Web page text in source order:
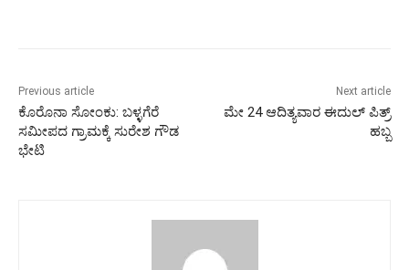
Previous article
ಕೊರೊನಾ ಸೋಂಕು: ಬಳ್ಳಗೆರೆ
ಸಮೀಪದ ಗ್ರಾಮಕ್ಕೆ ಸುರೇಶ ಗೌಡ
ಭೇಟಿ
Next article
ಮೇ 24 ಆದಿತ್ಯವಾರ ಈದುಲ್ ಪಿತ್ರ್
ಹಬ್ಬ